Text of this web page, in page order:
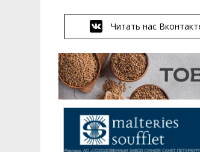
Читать нас